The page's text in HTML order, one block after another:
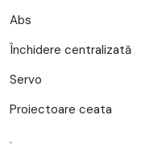
Abs
Închidere centralizată
Servo
Proiectoare ceata
.